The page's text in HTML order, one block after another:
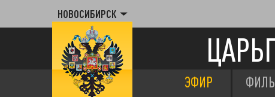
НОВОСИБИРСК
ЭФИР